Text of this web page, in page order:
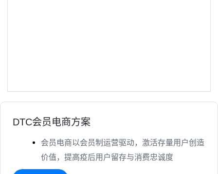
DTC会员电商方案
会员电商以会员制运营驱动，激活存量用户创造
价值，提高疫后用户留存与消费忠诚度